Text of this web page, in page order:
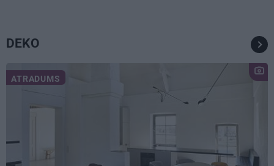
DEKO
ATRADUMS